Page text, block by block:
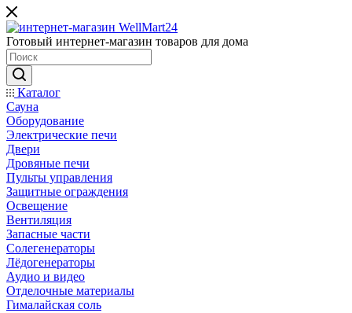
Готовый интернет-магазин товаров для дома
Каталог
Сауна
Оборудование
Электрические печи
Двери
Дровяные печи
Пульты управления
Защитные ограждения
Освещение
Вентиляция
Запасные части
Солегенераторы
Лёдогенераторы
Аудио и видео
Отделочные материалы
Гималайская соль